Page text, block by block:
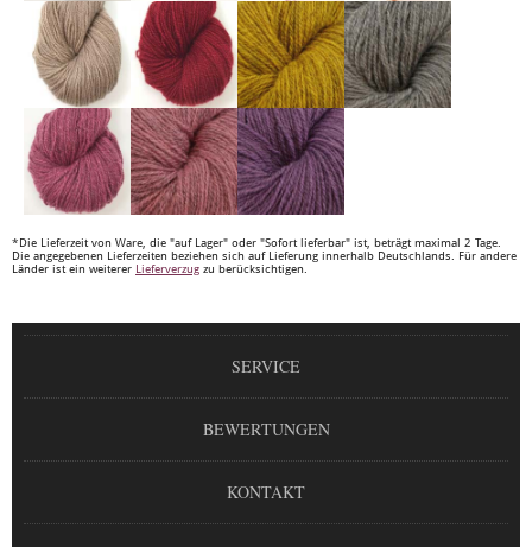
*Die Lieferzeit von Ware, die "auf Lager" oder "Sofort lieferbar" ist, beträgt maximal 2 Tage.
Die angegebenen Lieferzeiten beziehen sich auf Lieferung innerhalb Deutschlands. Für andere
Länder ist ein weiterer Lieferverzug zu berücksichtigen.
SERVICE
BEWERTUNGEN
KONTAKT